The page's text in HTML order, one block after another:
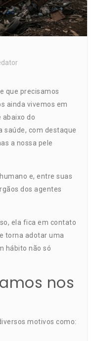
que precisamos
ainda vivemos em
abaixo do
saúde, com destaque
a nossa pele
e, entre suas
dos agentes
ela fica em contato
torna adotar uma
hábito não só
nos
motivos como: